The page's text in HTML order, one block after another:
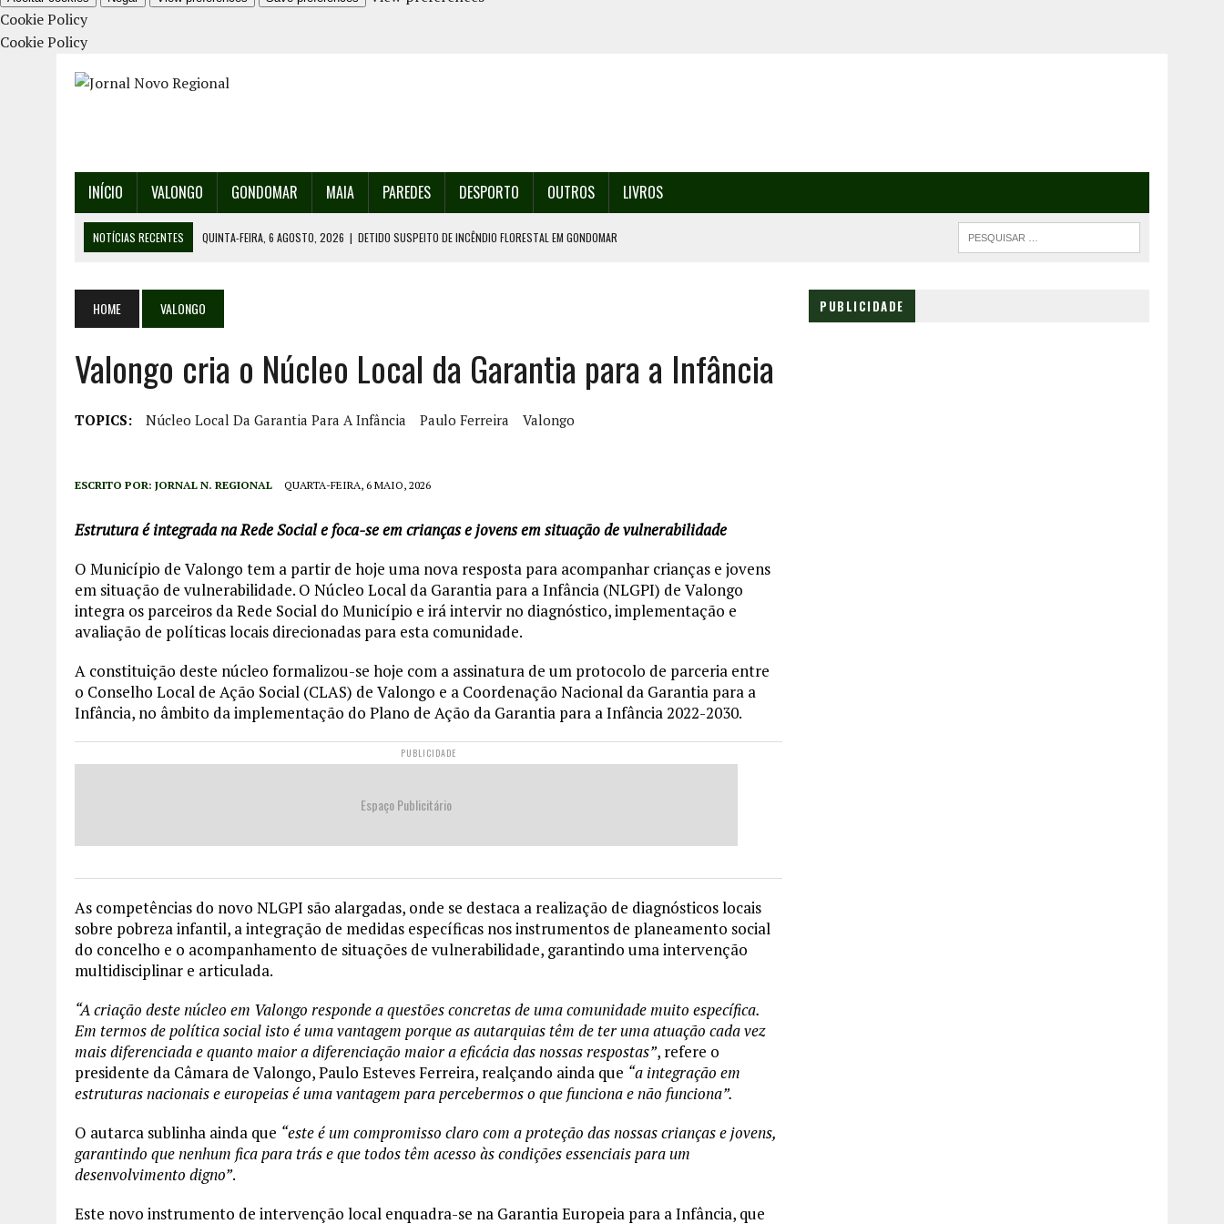
Cookie Policy
Cookie Policy
INÍCIO VALONGO GONDOMAR MAIA PAREDES DESPORTO OUTROS LIVROS
NOTÍCIAS RECENTES QUINTA-FEIRA, 6 AGOSTO, 2026 | DETIDO SUSPEITO DE INCÊNDIO FLORESTAL EM GONDOMAR
QUINTA-FEIRA, 6 AGOSTO, 2026
SEXTA-FEIRA, 7 AGOSTO, 2026
FESTAS DA CIDADE DE VALONGO E 13º ENCONTRO ASSOCIATIVO DE 14 A 17 DE AGOSTO
HOME VALONGO
Valongo cria o Núcleo Local da Garantia para a Infância
TOPICS: Núcleo Local Da Garantia Para A Infância Paulo Ferreira Valongo
ESCRITO POR: JORNAL N. REGIONAL QUARTA-FEIRA, 6 MAIO, 2026
Estrutura é integrada na Rede Social e foca-se em crianças e jovens em situação de vulnerabilidade
O Município de Valongo tem a partir de hoje uma nova resposta para acompanhar crianças e jovens
em situação de vulnerabilidade. O Núcleo Local da Garantia para a Infância (NLGPI) de Valongo
integra os parceiros da Rede Social do Município e irá intervir no diagnóstico, implementação e
avaliação de políticas locais direcionadas para esta comunidade.
A constituição deste núcleo formalizou-se hoje com a assinatura de um protocolo de parceria entre
o Conselho Local de Ação Social (CLAS) de Valongo e a Coordenação Nacional da Garantia para a
Infância, no âmbito da implementação do Plano de Ação da Garantia para a Infância 2022-2030.
PUBLICIDADE
Espaço Publicitário
As competências do novo NLGPI são alargadas, onde se destaca a realização de diagnósticos locais
sobre pobreza infantil, a integração de medidas específicas nos instrumentos de planeamento social
do concelho e o acompanhamento de situações de vulnerabilidade, garantindo uma intervenção
multidisciplinar e articulada.
“A criação deste núcleo em Valongo responde a questões concretas de uma comunidade muito específica.
Em termos de política social isto é uma vantagem porque as autarquias têm de ter uma atuação cada vez
mais diferenciada e quanto maior a diferenciação maior a eficácia das nossas respostas”, refere o
presidente da Câmara de Valongo, Paulo Esteves Ferreira, realçando ainda que “a integração em
estruturas nacionais e europeias é uma vantagem para percebermos o que funciona e não funciona”.
O autarca sublinha ainda que “este é um compromisso claro com a proteção das nossas crianças e jovens,
garantindo que nenhum fica para trás e que todos têm acesso às condições essenciais para um
desenvolvimento digno”.
Este novo instrumento de intervenção local enquadra-se na Garantia Europeia para a Infância, que
PUBLICIDADE